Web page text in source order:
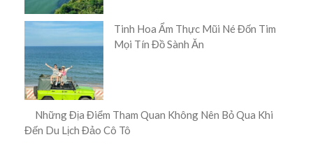
Tinh Hoa Ẩm Thực Mũi Né Đốn Tim
Mọi Tín Đồ Sành Ăn
Những Địa Điểm Tham Quan Không Nên Bỏ Qua Khi
Đến Du Lịch Đảo Cô Tô